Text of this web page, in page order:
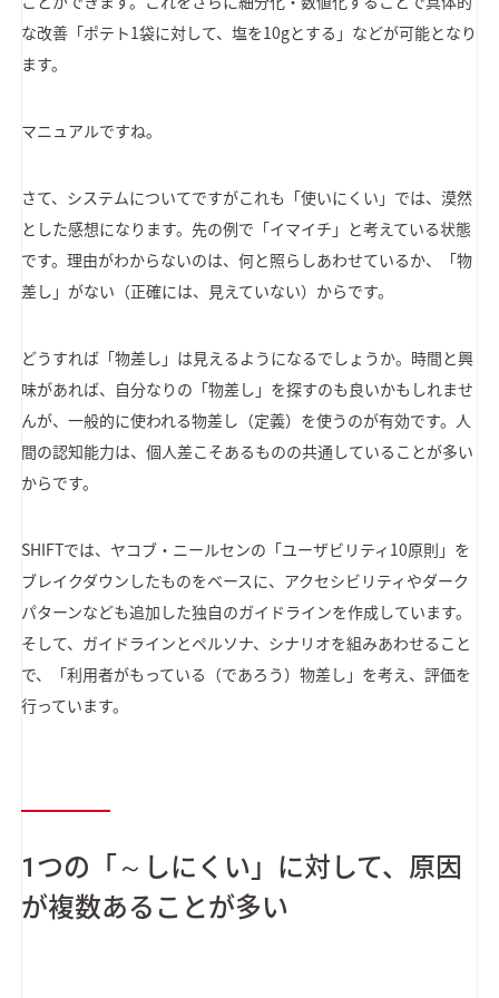
な改善「ポテト1袋に対して、塩を10gとする」などが可能となり
ます。
マニュアルですね。
さて、システムについてですがこれも「使いにくい」では、漠然
とした感想になります。先の例で「イマイチ」と考えている状態
です。理由がわからないのは、何と照らしあわせているか、「物
差し」がない（正確には、見えていない）からです。
どうすれば「物差し」は見えるようになるでしょうか。時間と興
味があれば、自分なりの「物差し」を探すのも良いかもしれませ
んが、一般的に使われる物差し（定義）を使うのが有効です。人
間の認知能力は、個人差こそあるものの共通していることが多い
からです。
SHIFTでは、ヤコブ・ニールセンの「ユーザビリティ10原則」を
ブレイクダウンしたものをベースに、アクセシビリティやダーク
パターンなども追加した独自のガイドラインを作成しています。
そして、ガイドラインとペルソナ、シナリオを組みあわせること
で、「利用者がもっている（であろう）物差し」を考え、評価を
行っています。
1つの「～しにくい」に対して、原因
が複数あることが多い